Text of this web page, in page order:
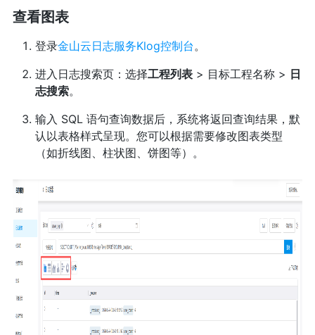
查看图表
登录金山云日志服务Klog控制台。
进入日志搜索页：选择工程列表> 目标工程名称 > 日
志搜索。
输入 SQL 语句查询数据后，系统将返回查询结果，默
认以表格样式呈现。您可以根据需要修改图表类型
（如折线图、柱状图、饼图等）。